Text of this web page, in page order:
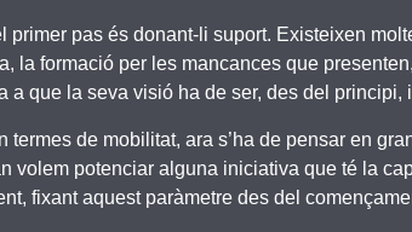
primer pas és donant-li suport. Existeixen
la formació per les mancances que
a que la seva visió ha de ser, des del principi,
termes de mobilitat, ara s’ha de pensar en
volem potenciar alguna iniciativa que té la
fixant aquest paràmetre des del